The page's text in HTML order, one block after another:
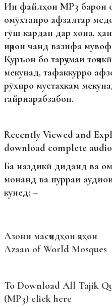
Ин файлҳои MP3 барои
омӯхтанро афзалтар
гӯш кардан дар хона,
иҷрои чанд вазифа
Қуръон бо тарҷумаи
мекунад, тафаккурро
рӯҳиро мустаҳкам
ғайриарабзабон.
Recently Viewed and
download complete
Ба наздикӣ диданд ва
монанд ва пурраи
кунед: –
Азони масҷидҳои ҷаҳон
Azaan of World Mosques
To Download All Tajik
(MP3) click here